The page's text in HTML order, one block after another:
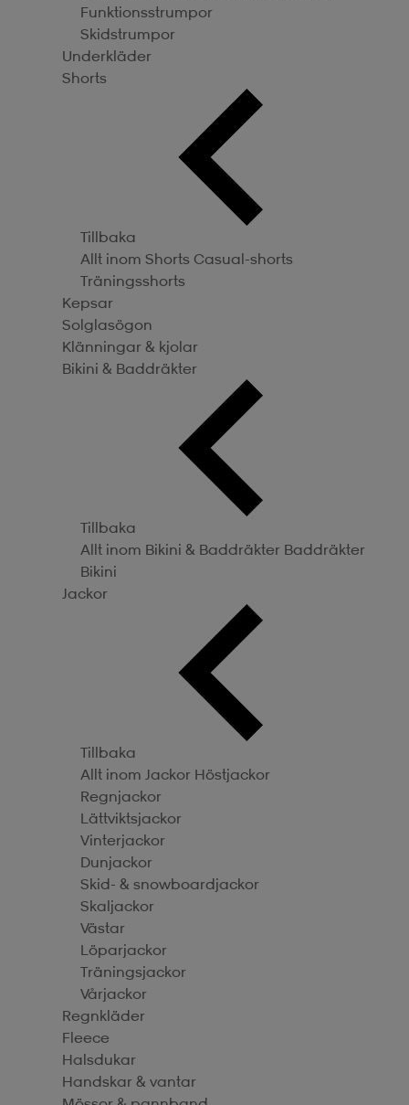
Funktionsstrumpor
Skidstrumpor
Underkläder
Shorts
Tillbaka
Allt inom Shorts Casual-shorts
Träningsshorts
Kepsar
Solglasögon
Klänningar & kjolar
Bikini & Baddräkter
Tillbaka
Allt inom Bikini & Baddräkter Baddräkter
Bikini
Jackor
Tillbaka
Allt inom Jackor Höstjackor
Regnjackor
Lättviktsjackor
Vinterjackor
Dunjackor
Skid- & snowboardjackor
Skaljackor
Västar
Löparjackor
Träningsjackor
Vårjackor
Regnkläder
Fleece
Halsdukar
Handskar & vantar